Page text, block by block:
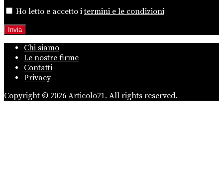
Ho letto e accetto itermini e le condizioni
Chi siamo
Le nostre firme
Contatti
Privacy
Copyright © 2026 Articolo21. All rights reserved.